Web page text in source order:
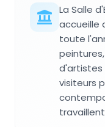
La Salle
accueille
toute
d'artistes
visiteurs